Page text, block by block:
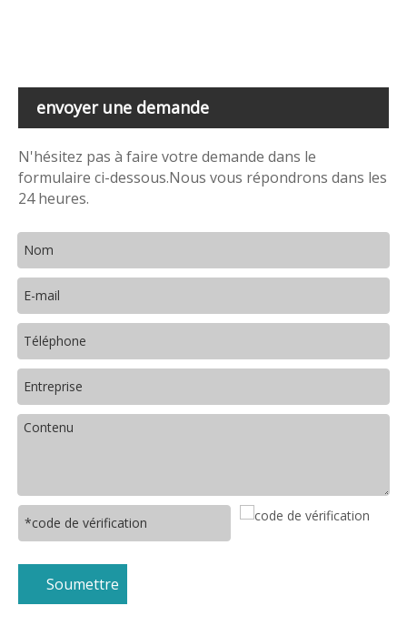
envoyer une demande
N'hésitez pas à faire votre demande dans le
formulaire ci-dessous.Nous vous répondrons dans les
24 heures.
Soumettre